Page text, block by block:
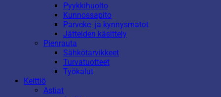
Pyykkihuolto
Kunnossapito
Parveke- ja kynnysmatot
Jätteiden käsittely
Pienrauta
Sähkötarvikkeet
Turvatuotteet
Työkalut
Keittiö
Astiat